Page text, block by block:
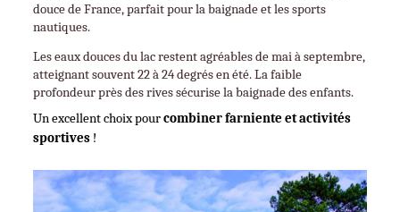
douce de France, parfait pour la baignade et les sports
nautiques.
Les eaux douces du lac restent agréables de mai à septembre,
atteignant souvent 22 à 24 degrés en été. La faible
profondeur près des rives sécurise la baignade des enfants.
Un excellent choix pour combiner farniente et activités
sportives !